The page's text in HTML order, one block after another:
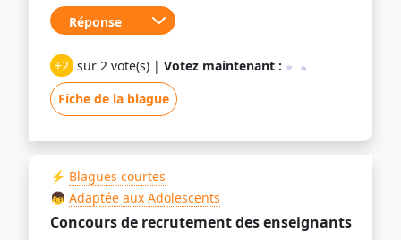
+2 sur 2 vote(s) | Votez maintenant :
Fiche de la blague
⚡ Blagues courtes
👦 Adaptée aux Adolescents
Concours de recrutement des enseignants